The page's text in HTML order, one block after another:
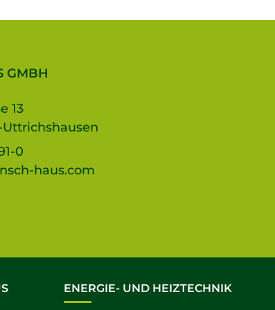
GMBH
13
Uttrichshausen
0
haus.com
ENERGIE- UND HEIZTECHNIK